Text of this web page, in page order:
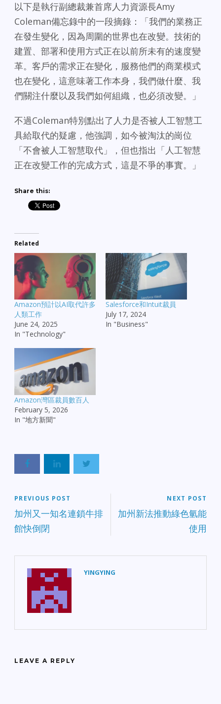
以下是執行副總裁兼首席人力資源長Amy
Coleman備忘錄中的一段摘錄：「我們的業務正
在發生變化，因為周圍的世界也在改變。技術的
建置、部署和使用方式正在以前所未有的速度變
革。客戶的需求正在變化，服務他們的商業模式
也在變化，這意味著工作本身，我們做什麼、我
們關注什麼以及我們如何組織，也必須改變。」
不過Coleman特別點出了人力是否被人工智慧工
具給取代的疑慮，他強調，如今被淘汰的崗位
「不會被人工智慧取代」，但也指出「人工智慧
正在改變工作的完成方式，這是不爭的事實。」
Share this:
Related
Amazon預計以AI取代許多
人類工作
June 24, 2025
In "Technology"
Salesforce和Intuit裁員
July 17, 2024
In "Business"
Amazon灣區裁員數百人
February 5, 2026
In "地方新聞"
PREVIOUS POST
加州又一知名連鎖牛排
館快倒閉
NEXT POST
加州新法推動綠色氫能
使用
YINGYING
LEAVE A REPLY